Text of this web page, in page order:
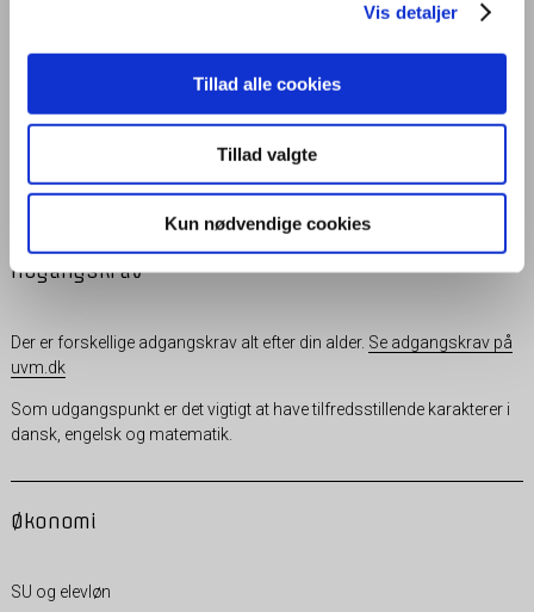
Vis detaljer
Tillad alle cookies
Tillad valgte
Kun nødvendige cookies
Salgsassistent m/u profil, blomsterdekoratør, dekoratør, digital
handel og convenience
Adgangskrav
Der er forskellige adgangskrav alt efter din alder. Se adgangskrav på
uvm.dk
Som udgangspunkt er det vigtigt at have tilfredsstillende karakterer i
dansk, engelsk og matematik.
Økonomi
SU og elevløn